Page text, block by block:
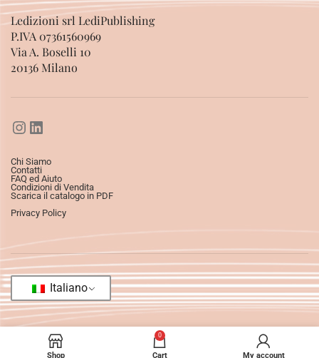
Ledizioni srl LediPublishing
P.IVA 07361560969
Via A. Boselli 10
20136 Milano
Chi Siamo
Contatti
FAQ ed Aiuto
Condizioni di Vendita
Scarica il catalogo in PDF
Privacy Policy
Italiano
Shop
0
Cart My account